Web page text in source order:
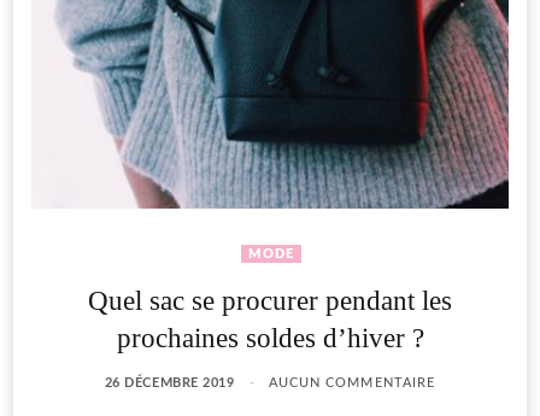
MODE
Quel sac se procurer pendant les
prochaines soldes d’hiver ?
26 DÉCEMBRE 2019 AUCUN COMMENTAIRE